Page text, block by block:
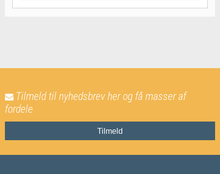
Tilmeld til nyhedsbrev her og få masser af
fordele
Tilmeld